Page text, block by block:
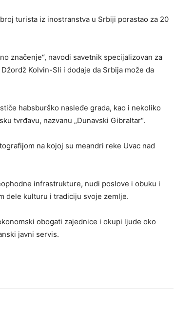
turista iz inostranstva u Srbiji porastao za 20
značenje“, navodi savetnik specijalizovan za
Kolvin-Sli i dodaje da Srbija može da
habsburško nasleđe grada, kao i nekoliko
tvrđavu, nazvanu „Dunavski Gibraltar“.
na kojoj su meandri reke Uvac nad
infrastrukture, nudi poslove i obuku i
dele kulturu i tradiciju svoje zemlje.
obogati zajednice i okupi ljude oko
javni servis.